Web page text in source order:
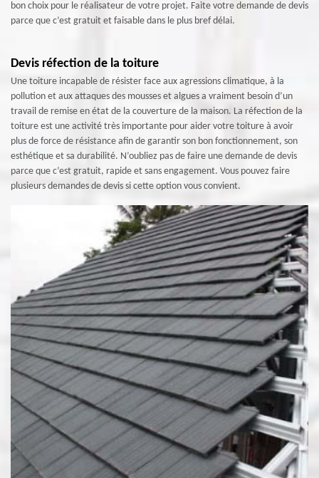
bon choix pour le réalisateur de votre projet. Faite votre demande de devis
parce que c’est gratuit et faisable dans le plus bref délai.
Devis réfection de la toiture
Une toiture incapable de résister face aux agressions climatique, à la
pollution et aux attaques des mousses et algues a vraiment besoin d’un
travail de remise en état de la couverture de la maison. La réfection de la
toiture est une activité très importante pour aider votre toiture à avoir
plus de force de résistance afin de garantir son bon fonctionnement, son
esthétique et sa durabilité. N’oubliez pas de faire une demande de devis
parce que c’est gratuit, rapide et sans engagement. Vous pouvez faire
plusieurs demandes de devis si cette option vous convient.